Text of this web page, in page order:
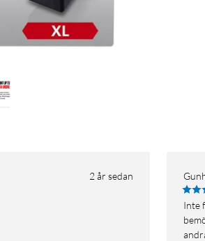
2 år sedan
Inte första köpet av denna produkt, den är bra. Alltid toppen av